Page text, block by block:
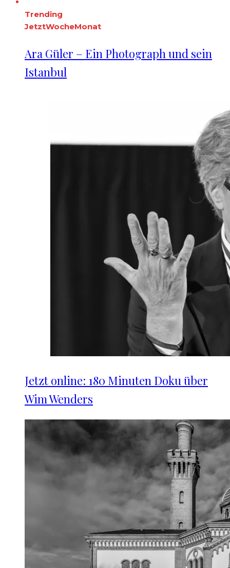
Trending
JetztWocheMonat
Ara Güler – Ein Photograph und sein
Istanbul
Jetzt online: 180 Minuten Doku über
Wim Wenders